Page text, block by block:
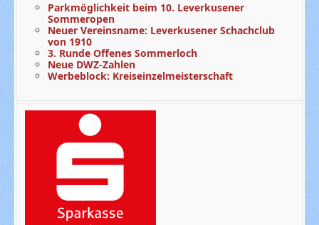
Parkmöglichkeit beim 10. Leverkusener
Sommeropen
Neuer Vereinsname: Leverkusener Schachclub
von 1910
3. Runde Offenes Sommerloch
Neue DWZ-Zahlen
Werbeblock: Kreiseinzelmeisterschaft